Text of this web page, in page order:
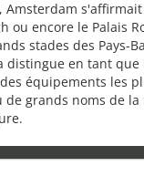
Amsterdam
ou encore le Palais
stades des Pays-
en tant que
équipements les
de grands noms de